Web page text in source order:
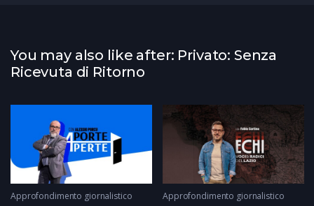
You may also like after: Privato: Senza
Ricevuta di Ritorno
Approfondimento giornalistico Approfondimento giornalistico